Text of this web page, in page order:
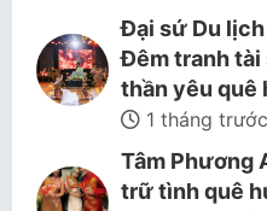
Đại sứ Du
Đêm tranh tài
thần yêu quê
1 tháng trước
Tâm Phương
trữ tình quê